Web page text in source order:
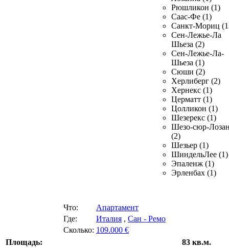
Рюшликон (1)
Саас-Фе (1)
Санкт-Мориц
Сен-Лежье-Ла
Шьеза (2)
Сен-Лежье-Ла-
Шьеза (1)
Сюши (2)
Херлиберг (2)
Хернекс (1)
Церматт (1)
Цолликон (1)
Шезерекс (1)
Шезо-сюр-
(2)
Шезьер (1)
ШиндельЛее (1)
Эпаленж (1)
Эрленбах (1)
Что:
Апартамент
Где:
Италия , Сан - Ремо
Сколько: 109.000 €
Площадь:
83 кв.м.